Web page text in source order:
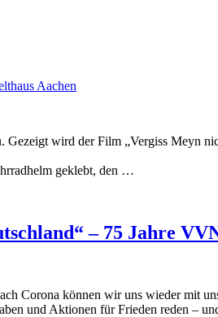
Aachen
wird der Film „Vergiss Meyn
geklebt, den …
– 75 Jahre
Corona können wir uns wieder mit
und Aktionen für Frieden reden –